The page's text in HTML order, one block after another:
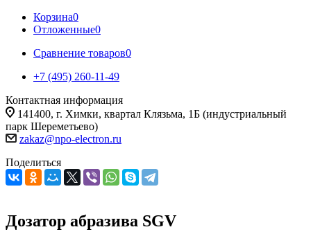
Корзина0
Отложенные0
Сравнение товаров0
+7 (495) 260-11-49
Контактная информация
141400, г. Химки, квартал Клязьма, 1Б (индустриальный
парк Шереметьево)
zakaz@npo-electron.ru
Поделиться
Дозатор абразива SGV